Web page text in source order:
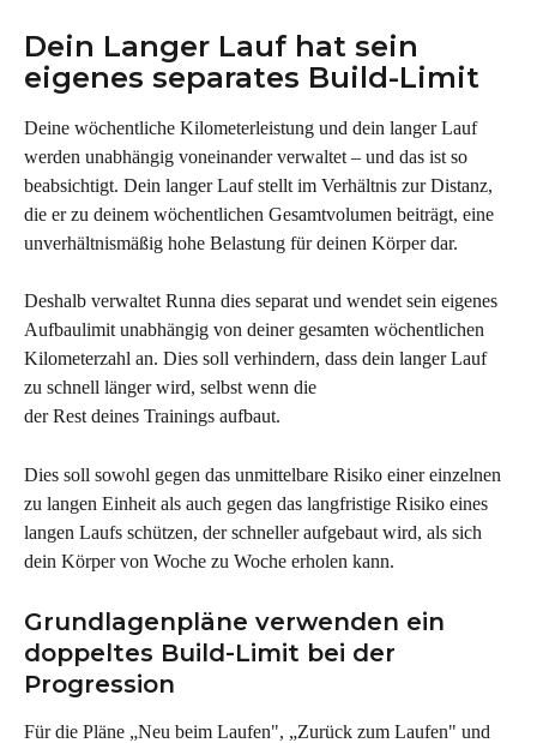
Dein Langer Lauf hat sein
eigenes separates Build-Limit
Deine wöchentliche Kilometerleistung und dein langer Lauf
werden unabhängig voneinander verwaltet – und das ist so
beabsichtigt. Dein langer Lauf stellt im Verhältnis zur Distanz,
die er zu deinem wöchentlichen Gesamtvolumen beiträgt, eine
unverhältnismäßig hohe Belastung für deinen Körper dar.
Deshalb verwaltet Runna dies separat und wendet sein eigenes
Aufbaulimit unabhängig von deiner gesamten wöchentlichen
Kilometerzahl an. Dies soll verhindern, dass dein langer Lauf
zu schnell länger wird, selbst wenn die
der Rest deines Trainings aufbaut.
Dies soll sowohl gegen das unmittelbare Risiko einer einzelnen
zu langen Einheit als auch gegen das langfristige Risiko eines
langen Laufs schützen, der schneller aufgebaut wird, als sich
dein Körper von Woche zu Woche erholen kann.
Grundlagenpläne verwenden ein
doppeltes Build-Limit bei der
Progression
Für die Pläne „Neu beim Laufen", „Zurück zum Laufen" und